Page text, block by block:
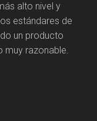
alto nivel y
estándares de
un producto
muy razonable.